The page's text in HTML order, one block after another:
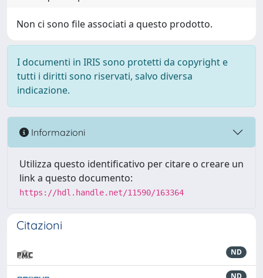
Non ci sono file associati a questo prodotto.
I documenti in IRIS sono protetti da copyright e
tutti i diritti sono riservati, salvo diversa
indicazione.
Informazioni
Utilizza questo identificativo per citare o creare un
link a questo documento:
https://hdl.handle.net/11590/163364
Citazioni
ND